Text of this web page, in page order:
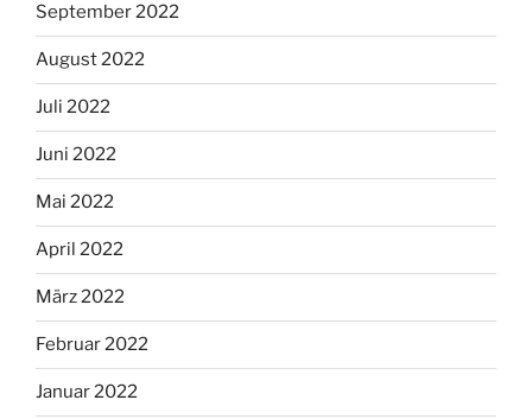
September 2022
August 2022
Juli 2022
Juni 2022
Mai 2022
April 2022
März 2022
Februar 2022
Januar 2022